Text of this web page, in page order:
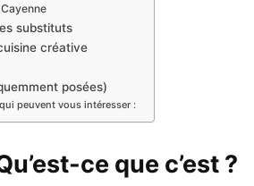
substituts
créative
posées)
peuvent vous intéresser :
ce que c’est ?